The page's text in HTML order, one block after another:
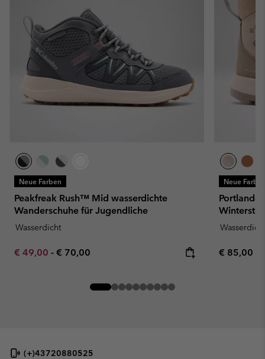
Neue Farben
Peakfreak Rush™ Mid wasserdichte
Wanderschuhe für Jugendliche
Wasserdicht
Minimum sale price:
€ 49,00 - Maximum price:
€ 70,00
Neue
Wasserdicht
Regular
€ 85,00
(+)43720880525